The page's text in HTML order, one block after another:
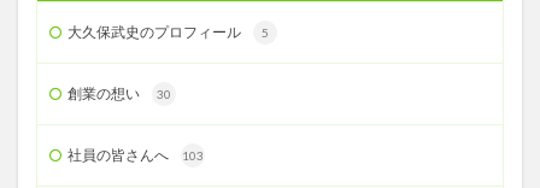
大久保武史のプロフィール 5
創業の想い 30
社員の皆さんへ 103